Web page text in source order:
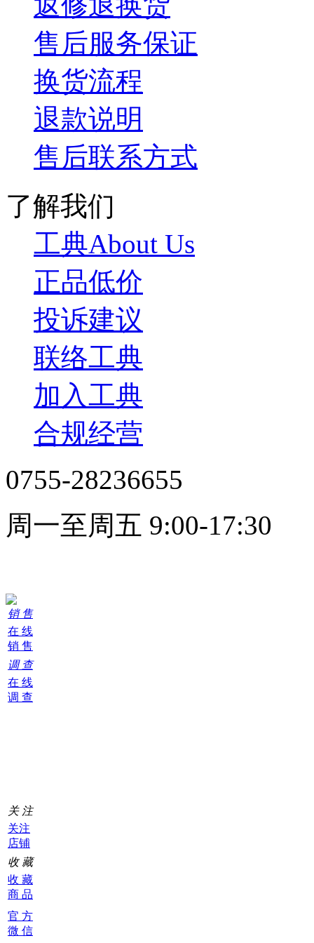
售后服务保证
换货流程
退款说明
售后联系方式
了解我们
工典About Us
正品低价
投诉建议
联络工典
加入工典
合规经营
0755-28236655
周一至周五 9:00-17:30
销 售
在 线
销 售
调 查
在 线
调 查
关 注
关注
店铺
收 藏
收 藏
商 品
官 方
微 信